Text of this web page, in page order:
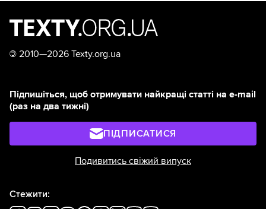
© 2010—2026 Texty.org.ua
Підпишіться, щоб отримувати найкращі статті на e-mail
(раз на два тижні)
ПІДПИСАТИСЯ
Подивитись свіжий випуск
Стежити: